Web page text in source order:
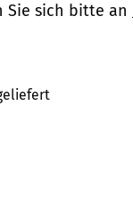
Sie sich bitte an